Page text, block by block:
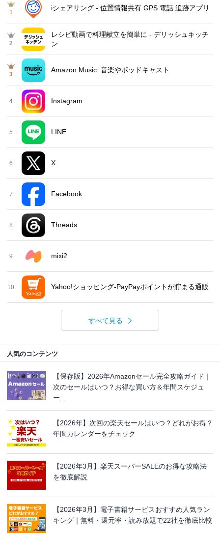
1
iシェアリング - 位置情報共有 GPS 電話 追跡アプリ
2
レシピ動画で料理献立を簡単‪に - デリッシュキッチ
ン
3
Amazon Music: 音楽やポッドキャスト
4 Instagram
5 LINE
6 X
7 Facebook
8 Threads
9 mixi2
10 Yahoo!ショッピング-PayPayポイントが貯まる通販
すべて見る
人気のコンテンツ
【保存版】2026年Amazonセール完全攻略ガイド｜
次のセールはいつ？お得な買い方＆年間スケジュ
ー...
【2026年】次回の楽天セールはいつ？どれがお得？
年間カレンダーをチェック
【2026年3月】楽天スーパーSALEのお得な攻略法
を徹底解説
【2026年3月】電子書籍サービスおすすめ人気ラン
キング｜無料・還元率・読み放題で22社を徹底比較